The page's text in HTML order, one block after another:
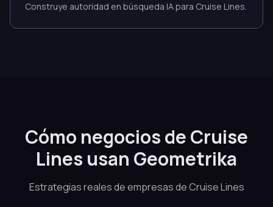
Construye autoridad en búsqueda IA para Cruise Lines.
Cómo negocios de Cruise
Lines usan Geometrika
Estrategias reales de empresas de Cruise Lines